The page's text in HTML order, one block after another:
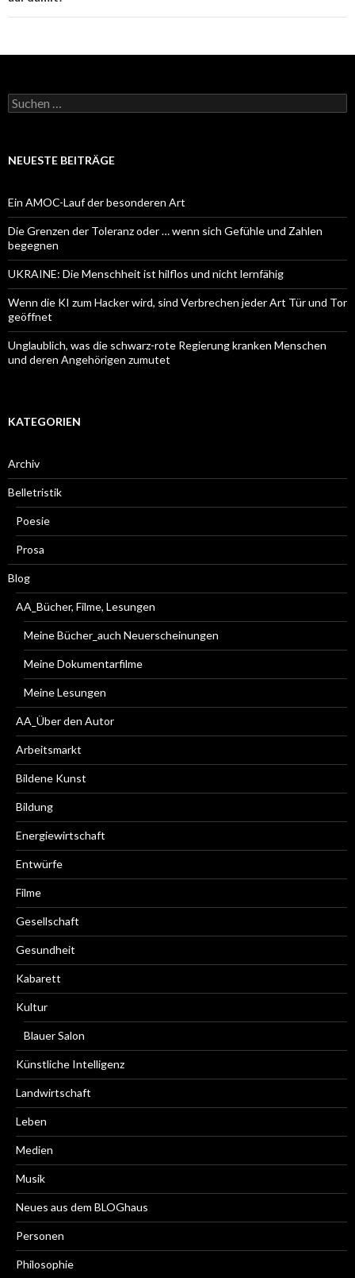
Suchen
nach:
NEUESTE BEITRÄGE
Ein AMOC-Lauf der besonderen Art
Die Grenzen der Toleranz oder … wenn sich Gefühle und Zahlen
begegnen
UKRAINE: Die Menschheit ist hilflos und nicht lernfähig
Wenn die KI zum Hacker wird, sind Verbrechen jeder Art Tür und Tor
geöffnet
Unglaublich, was die schwarz-rote Regierung kranken Menschen
und deren Angehörigen zumutet
KATEGORIEN
Archiv
Belletristik
Poesie
Prosa
Blog
AA_Bücher, Filme, Lesungen
Meine Bücher_auch Neuerscheinungen
Meine Dokumentarfilme
Meine Lesungen
AA_Über den Autor
Arbeitsmarkt
Bildene Kunst
Bildung
Energiewirtschaft
Entwürfe
Filme
Gesellschaft
Gesundheit
Kabarett
Kultur
Blauer Salon
Künstliche Intelligenz
Landwirtschaft
Leben
Medien
Musik
Neues aus dem BLOGhaus
Personen
Philosophie